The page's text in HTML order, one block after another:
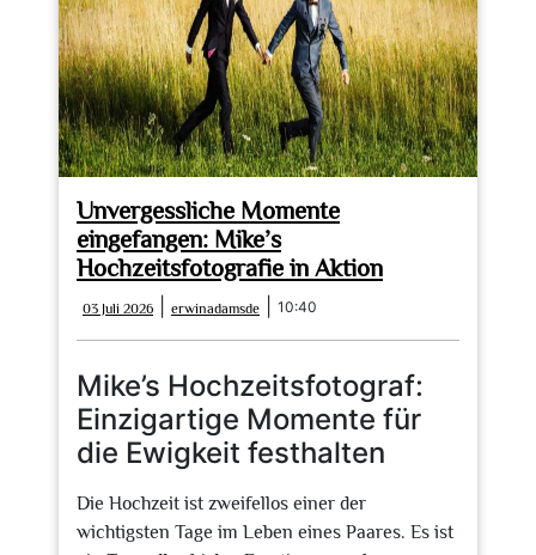
Unvergessliche Momente
eingefangen: Mike’s
Hochzeitsfotografie in Aktion
03 Juli 2026
Juli
2026
erwinadamsde erwinadamsde
10:40
Mike’s Hochzeitsfotograf:
Einzigartige Momente für
die Ewigkeit festhalten
Die Hochzeit ist zweifellos einer der
wichtigsten Tage im Leben eines Paares. Es ist